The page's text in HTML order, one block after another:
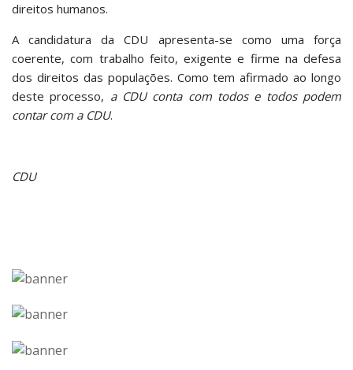
direitos humanos.
A candidatura da CDU apresenta-se como uma força
coerente, com trabalho feito, exigente e firme na defesa
dos direitos das populações. Como tem afirmado ao longo
deste processo, a CDU conta com todos e todos podem
contar com a CDU.
CDU